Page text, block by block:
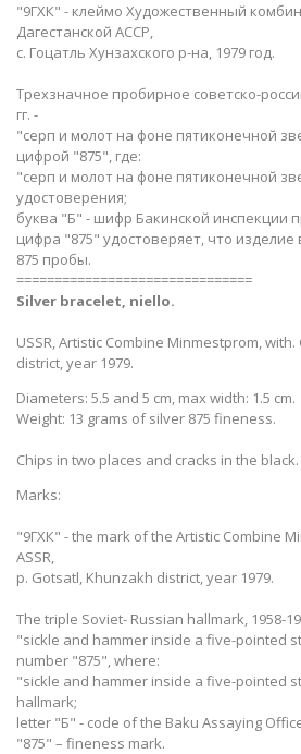
"9ГХК" - клеймо Художественный
Дагестанской АССР,
с. Гоцатль Хунзахского р-на, 1979 год.
Трехзначное пробирное советско-
гг. -
"серп и молот на фоне пятиконечной
цифрой "875", где:
"серп и молот на фоне пятиконечной
удостоверения;
буква "Б" - шифр Бакинской инспекции
цифра "875" удостоверяет, что
875 пробы.
===============================
Silver bracelet, niello​.
USSR, Artistic Combine Minmestprom,
district, year 1979.
Diameters: 5.5 and 5 cm, max width: 1.5 cm.
Weight: 13 grams of silver 875 fineness.
Chips in two places and cracks in the black.
Marks:
"9ГХК" - the mark of the Artistic Combine
ASSR,
p. Gotsatl, Khunzakh district, year 1979.
The triple Soviet- Russian hallmark, 1958-
"sickle and hammer inside a five-pointed
number "875", where:
"sickle and hammer inside a five-pointed
hallmark;
letter "Б" - code of the Baku Assaying
"875" – fineness mark.